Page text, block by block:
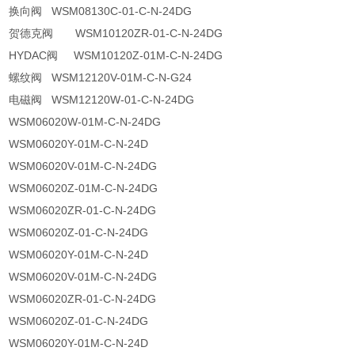
换向阀 WSM08130C-01-C-N-24DG
贺德克阀 WSM10120ZR-01-C-N-24DG
HYDAC阀 WSM10120Z-01M-C-N-24DG
螺纹阀 WSM12120V-01M-C-N-G24
电磁阀 WSM12120W-01-C-N-24DG
WSM06020W-01M-C-N-24DG
WSM06020Y-01M-C-N-24D
WSM06020V-01M-C-N-24DG
WSM06020Z-01M-C-N-24DG
WSM06020ZR-01-C-N-24DG
WSM06020Z-01-C-N-24DG
WSM06020Y-01M-C-N-24D
WSM06020V-01M-C-N-24DG
WSM06020ZR-01-C-N-24DG
WSM06020Z-01-C-N-24DG
WSM06020Y-01M-C-N-24D